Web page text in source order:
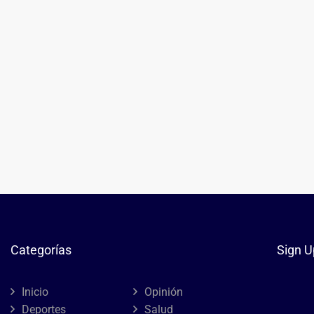
Categorías
Inicio
Opinión
Deportes
Salud
Sign